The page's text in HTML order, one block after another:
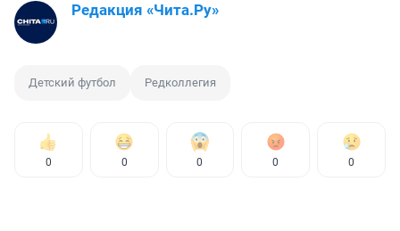
Редакция «Чита.Ру»
Детский футбол Редколлегия
0 0 0 0 0